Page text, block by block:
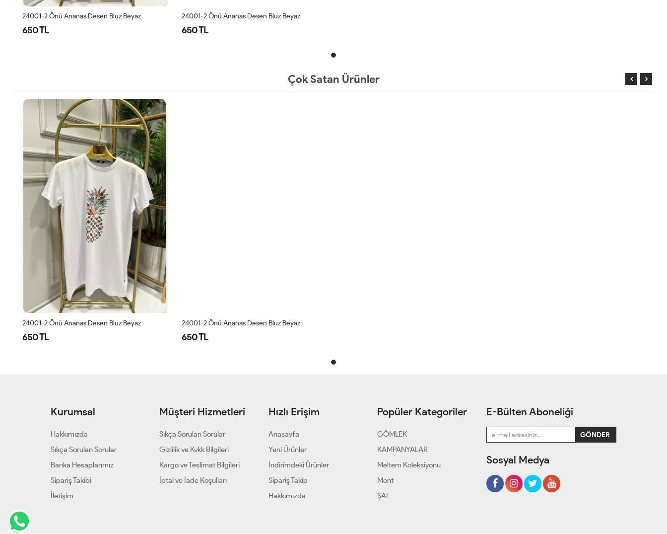
24001-2 Önü Ananas Desen Bluz Beyaz
650 TL
24001-2 Önü Ananas Desen Bluz Beyaz
650 TL
Çok Satan Ürünler
24001-2 Önü Ananas Desen Bluz Beyaz
650 TL
24001-2 Önü Ananas Desen Bluz Beyaz
650 TL
Kurumsal
Hakkımızda
Sıkça Sorulan Sorular
Banka Hesaplarımız
Sipariş Takibi
İletişim
Müşteri Hizmetleri
Sıkça Sorulan Sorular
Gizlilik ve Kvkk Bilgileri
Kargo ve Teslimat Bilgileri
İptal ve İade Koşulları
Hızlı Erişim
Anasayfa
Yeni Ürünler
İndirimdeki Ürünler
Sipariş Takip
Hakkımızda
Popüler Kategoriler
GÖMLEK
KAMPANYALAR
Meltem Koleksiyonu
Mont
ŞAL
E-Bülten Aboneliği
Sosyal Medya